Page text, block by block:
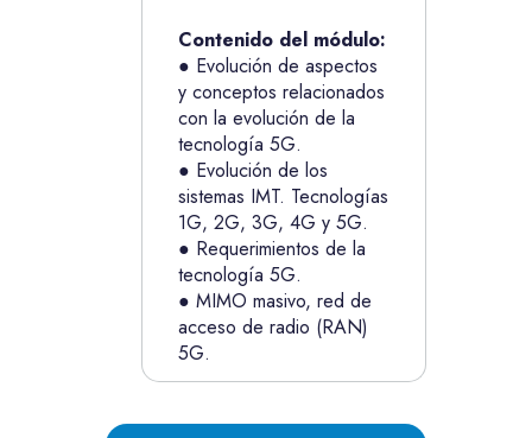
Contenido del módulo:
● Evolución de aspectos
y conceptos relacionados
con la evolución de la
tecnología 5G.
● Evolución de los
sistemas IMT. Tecnologías
1G, 2G, 3G, 4G y 5G.
● Requerimientos de la
tecnología 5G.
● MIMO masivo, red de
acceso de radio (RAN)
5G.